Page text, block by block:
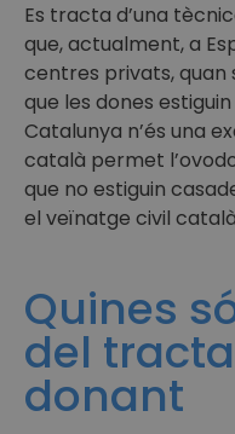
Es tracta d’una
que, actualment, a
centres privats, quan
que les dones
Catalunya n’és una
català permet
que no estiguin
el veïnatge civil
Quines
del
donant